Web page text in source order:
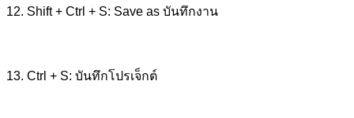
12. Shift + Ctrl + S: Save as บันทึกงาน
13. Ctrl + S: บันทึกโปรเจ็กต์